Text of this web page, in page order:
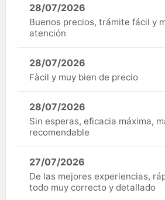
28/07/2026
Buenos precios, trámite fácil y
atención
28/07/2026
Fàcil y muy bien de precio
28/07/2026
Sin esperas, eficacia máxima,
recomendable
27/07/2026
De las mejores experiencias,
todo muy correcto y detallado